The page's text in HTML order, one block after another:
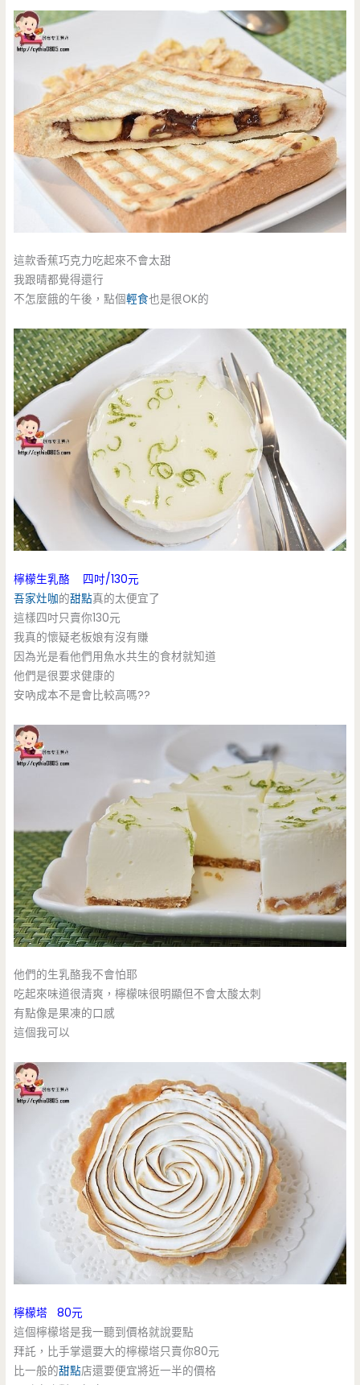
這款香蕉巧克力吃起來不會太甜
我跟晴都覺得還行
不怎麼餓的午後，點個輕食也是很OK的
檸檬生乳酪 四吋/130元
吾家灶咖的甜點真的太便宜了
這樣四吋只賣你130元
我真的懷疑老板娘有沒有賺
因為光是看他們用魚水共生的食材就知道
他們是很要求健康的
安吶成本不是會比較高嗎??
他們的生乳酪我不會怕耶
吃起來味道很清爽，檸檬味很明顯但不會太酸太刺
有點像是果凍的口感
這個我可以
檸檬塔 80元
這個檸檬塔是我一聽到價格就說要點
拜託，比手掌還要大的檸檬塔只賣你80元
比一般的甜點店還要便宜將近一半的價格